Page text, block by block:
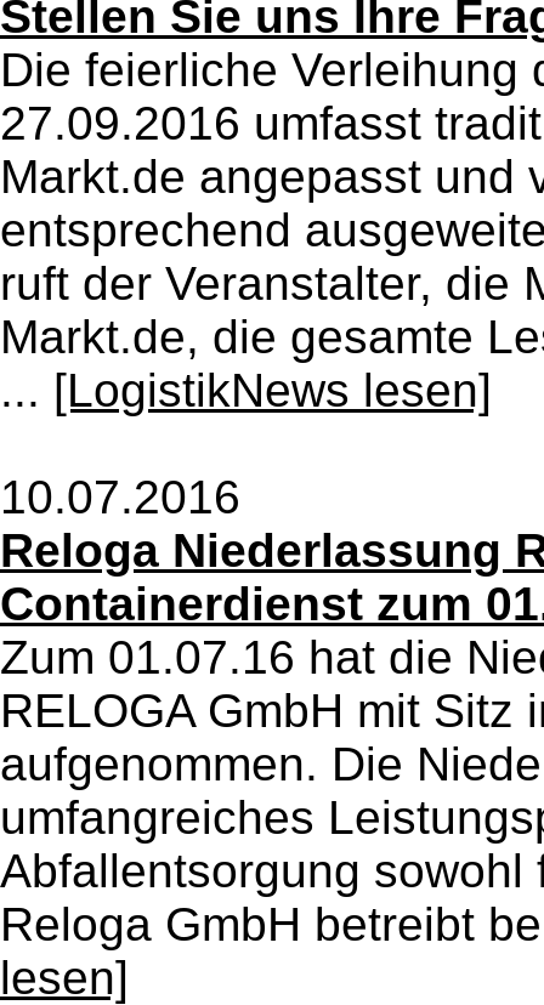
Stellen Sie uns Ihre
Die feierliche Verleihung
27.09.2016 umfasst
Markt.de angepasst und
entsprechend
ruft der Veranstalter, die
Markt.de, die gesamte
... [LogistikNews lesen]
10.07.2016
Reloga Niederlassung
Containerdienst zum
Zum 01.07.16 hat die
RELOGA GmbH mit Sitz
aufgenommen. Die
umfangreiches
Abfallentsorgung
Reloga GmbH betreibt
lesen]